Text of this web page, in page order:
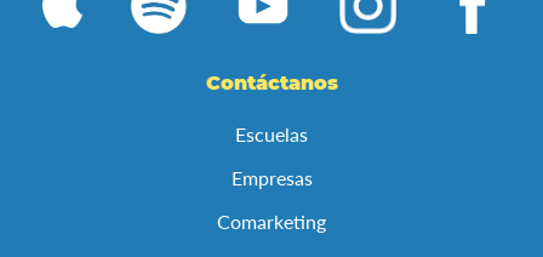
Contáctanos
Escuelas
Empresas
Comarketing
nuestro